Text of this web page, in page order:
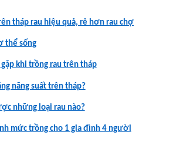
tháp rau hiệu quả, rẻ hơn rau chợ
thể sống
gặp khi trồng rau trên tháp
năng suất trên tháp?
những loại rau nào?
mức trồng cho 1 gia đình 4 người